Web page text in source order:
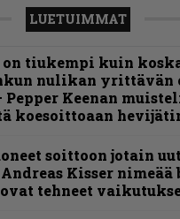
LUETUIMMAT
tiukempi kuin
nulikan yrittävän
Pepper Keenan
koesoittoaan
soittoon jotain
Kisser nimeää
tehneet